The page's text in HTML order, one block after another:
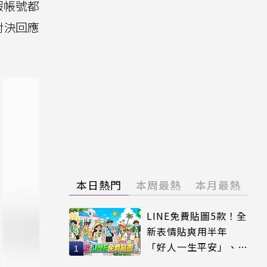
號都
回應
本日熱門 本周最熱 本月最熱
LINE免費貼圖5款！全
新表情貼爽用半年
「好人一生平安」、